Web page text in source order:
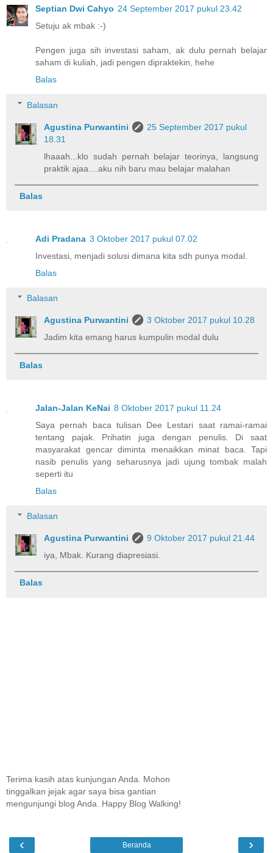
Septian Dwi Cahyo 24 September 2017 pukul 23.42
Setuju ak mbak :-)
Pengen juga sih investasi saham, ak dulu pernah belajar
saham di kuliah, jadi pengen dipraktekin, hehe
Balas
Balasan
Agustina Purwantini
25 September 2017 pukul
18.31
lhaaah...klo sudah pernah belajar teorinya, langsung
praktik ajaa....aku nih baru mau belajar malahan
Balas
Adi Pradana 3 Oktober 2017 pukul 07.02
Investasi, menjadi solusi dimana kita sdh punya modal.
Balas
Balasan
Agustina Purwantini
3 Oktober 2017 pukul 10.28
Jadim kita emang harus kumpulin modal dulu
Balas
Jalan-Jalan KeNai 8 Oktober 2017 pukul 11.24
Saya pernah baca tulisan Dee Lestari saat ramai-ramai
tentang pajak. Prihatin juga dengan penulis. Di saat
masyarakat gencar diminta menaikkan minat baca. Tapi
nasib penulis yang seharusnya jadi ujung tombak malah
seperti itu
Balas
Balasan
Agustina Purwantini
9 Oktober 2017 pukul 21.44
iya, Mbak. Kurang diapresiasi.
Balas
Terima kasih atas kunjungan Anda. Mohon
tinggalkan jejak agar saya bisa gantian
mengunjungi blog Anda. Happy Blog Walking!
‹ ›
Beranda